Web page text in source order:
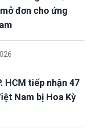
đơn cho ứng
HCM tiếp nhận 47
Nam bị Hoa Kỳ